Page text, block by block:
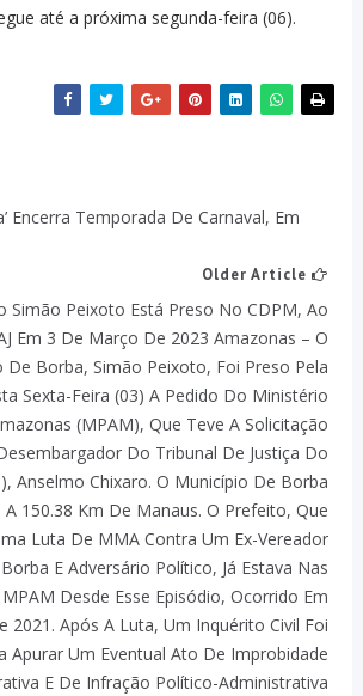
até a próxima segunda-feira (06).
Encerra Temporada De Carnaval, Em
Older Article
Simão Peixoto Está Preso No CDPM, Ao
Em 3 De Março De 2023 Amazonas – O
Borba, Simão Peixoto, Foi Preso Pela
Sexta-Feira (03) A Pedido Do Ministério
(MPAM), Que Teve A Solicitação
Do Tribunal De Justiça Do
Anselmo Chixaro. O Município De Borba
A 150.38 Km De Manaus. O Prefeito, Que
Luta De MMA Contra Um Ex-Vereador
E Adversário Político, Já Estava Nas
Desde Esse Episódio, Ocorrido Em
2021. Após A Luta, Um Inquérito Civil Foi
Apurar Um Eventual Ato De Improbidade
E De Infração Político-Administrativa